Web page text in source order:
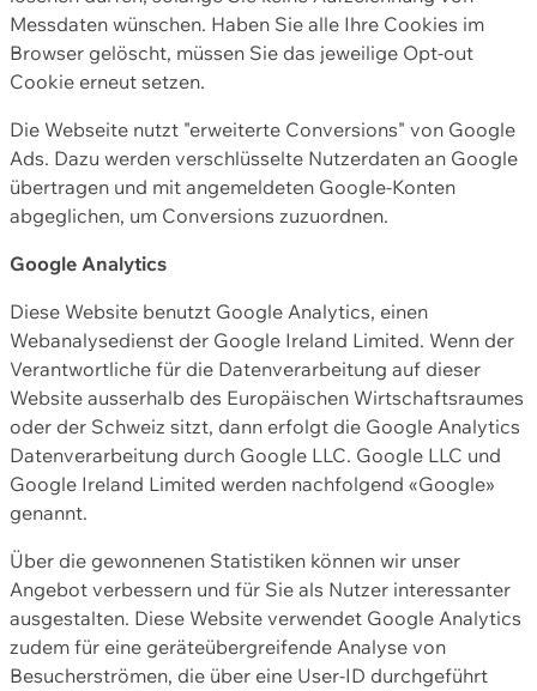
Messdaten wünschen. Haben Sie alle Ihre Cookies im
Browser gelöscht, müssen Sie das jeweilige Opt-out
Cookie erneut setzen.
Die Webseite nutzt "erweiterte Conversions" von Google
Ads. Dazu werden verschlüsselte Nutzerdaten an Google
übertragen und mit angemeldeten Google-Konten
abgeglichen, um Conversions zuzuordnen.
Google Analytics
Diese Website benutzt Google Analytics, einen
Webanalysedienst der Google Ireland Limited. Wenn der
Verantwortliche für die Datenverarbeitung auf dieser
Website ausserhalb des Europäischen Wirtschaftsraumes
oder der Schweiz sitzt, dann erfolgt die Google Analytics
Datenverarbeitung durch Google LLC. Google LLC und
Google Ireland Limited werden nachfolgend «Google»
genannt.
Über die gewonnenen Statistiken können wir unser
Angebot verbessern und für Sie als Nutzer interessanter
ausgestalten. Diese Website verwendet Google Analytics
zudem für eine geräteübergreifende Analyse von
Besucherströmen, die über eine User-ID durchgeführt